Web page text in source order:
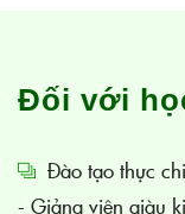
Đối với
Đào tạo thực
- Giảng viên giàu